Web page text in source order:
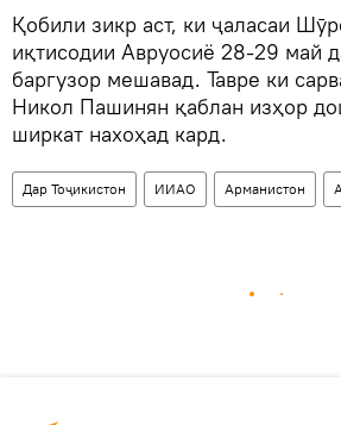
Қобили зикр аст, ки ҷаласаи
иқтисодии Авруосиё 28-29 май
баргузор мешавад. Тавре ки
Никол Пашинян қаблан изҳор
ширкат нахоҳад кард.
Дар Тоҷикистон ИИАО Арманистон